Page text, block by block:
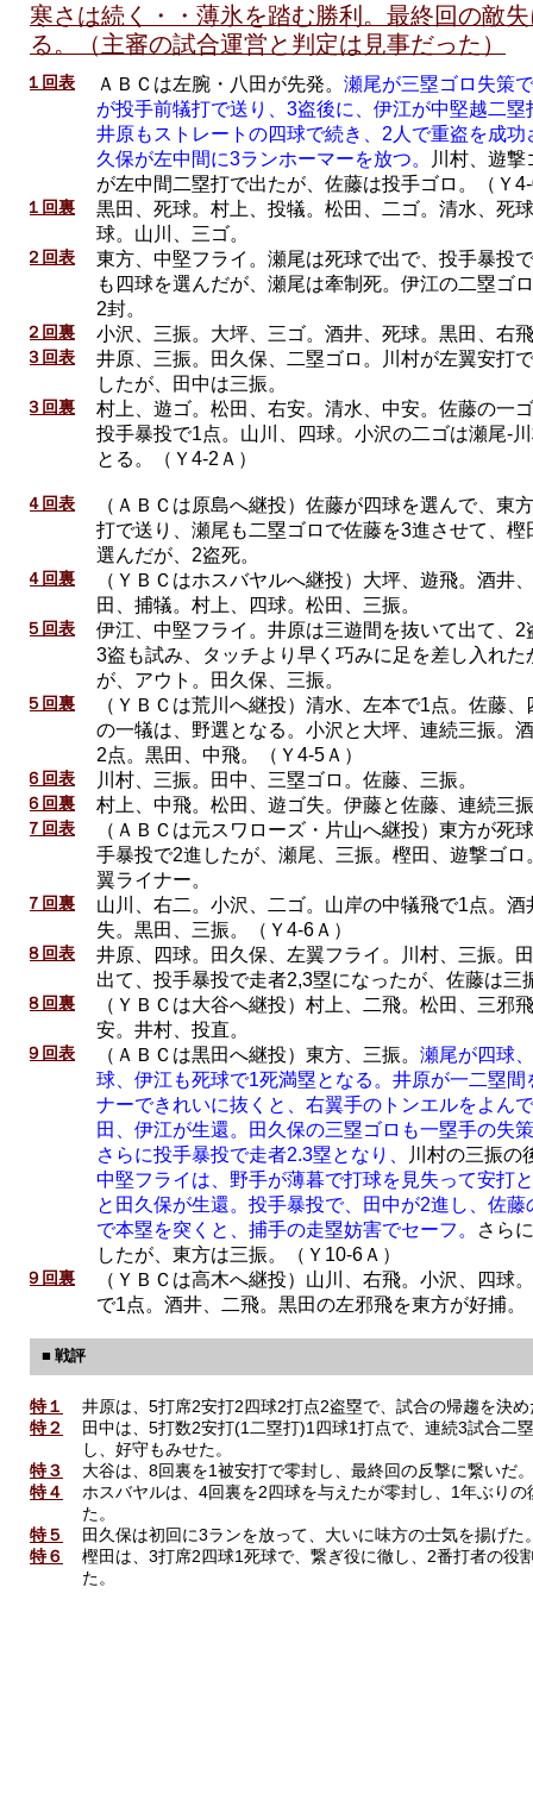
寒さは続く・・薄氷を踏む勝利。最終回の敵
る。（主審の試合運営と判定は見事だった）
１回表 ＡＢＣは左腕・八田が先発。 瀬尾が三塁ゴロ失策
が投手前犠打で送り、3盗後に、伊江が中堅越二塁
井原もストレートの四球で続き、2人で重盗を成功
久保が左中間に3ランホーマーを放つ。
川村、遊撃
が左中間二塁打で出たが、佐藤は投手ゴロ。（Ｙ
１回裏
黒田、死球。村上、投犠。松田、二ゴ。清水、死
球。山川、三ゴ。
２回表
東方、中堅フライ。瀬尾は死球で出で、投手暴投
も四球を選んだが、瀬尾は牽制死。伊江の二塁ゴ
2封。
２回裏 小沢、三振。大坪、三ゴ。酒井、死球。黒田、右
３回表
井原、三振。田久保、二塁ゴロ。川村が左翼安打
したが、田中は三振。
３回裏
村上、遊ゴ。松田、右安。清水、中安。佐藤の一
投手暴投で1点。山川、四球。小沢の二ゴは瀬尾-
とる。（Ｙ4-2Ａ）
４回表
（ＡＢＣは原島へ継投）佐藤が四球を選んで、東
打で送り、瀬尾も二塁ゴロで佐藤を3進させて、樫
選んだが、2盗死。
４回裏
（ＹＢＣはホスバヤルへ継投）大坪、遊飛。酒井
田、捕犠。村上、四球。松田、三振。
５回表
伊江、中堅フライ。井原は三遊間を抜いて出て、2
3盗も試み、タッチより早く巧みに足を差し入れた
が、アウト。田久保、三振。
５回裏
（ＹＢＣは荒川へ継投）清水、左本で1点。佐藤、
の一犠は、野選となる。小沢と大坪、連続三振。
2点。黒田、中飛。（Ｙ4-5Ａ）
６回表 川村、三振。田中、三塁ゴロ。佐藤、三振。
６回裏 村上、中飛。松田、遊ゴ失。伊藤と佐藤、連続三
７回表
（ＡＢＣは元スワローズ・片山へ継投）東方が死
手暴投で2進したが、瀬尾、三振。樫田、遊撃ゴロ
翼ライナー。
７回裏
山川、右二。小沢、二ゴ。山岸の中犠飛で1点。酒
失。黒田、三振。（Ｙ4-6Ａ）
８回表
井原、四球。田久保、左翼フライ。川村、三振。
出て、投手暴投で走者2,3塁になったが、佐藤は三
８回裏
（ＹＢＣは大谷へ継投）村上、二飛。松田、三邪
安。井村、投直。
９回表 （ＡＢＣは黒田へ継投）東方、三振。 瀬尾が四球
球、伊江も死球で1死満塁となる。井原が一二塁間
ナーできれいに抜くと、右翼手のトンエルをよん
田、伊江が生還。田久保の三塁ゴロも一塁手の失
さらに投手暴投で走者2.3塁となり、
川村の三振の
中堅フライは、野手が薄暮で打球を見失って安打
と田久保が生還。投手暴投で、田中が2進し、佐藤
で本塁を突くと、捕手の走塁妨害でセーフ。
さら
したが、東方は三振。（Ｙ10-6Ａ）
９回裏
（ＹＢＣは高木へ継投）山川、右飛。小沢、四球
で1点。酒井、二飛。黒田の左邪飛を東方が好捕。
■ 戦評
特１
井原は、5打席2安打2四球2打点2盗塁で、試合の帰趨を決め
特２
田中は、5打数2安打(1二塁打)1四球1打点で、連続3試合二
し、好守もみせた。
特３
大谷は、8回裏を1被安打で零封し、最終回の反撃に繋いだ。
特４
ホスバヤルは、4回裏を2四球を与えたが零封し、1年ぶりの
た。
特５
田久保は初回に3ランを放って、大いに味方の士気を揚げた
特６
樫田は、3打席2四球1死球で、繋ぎ役に徹し、2番打者の役
た。